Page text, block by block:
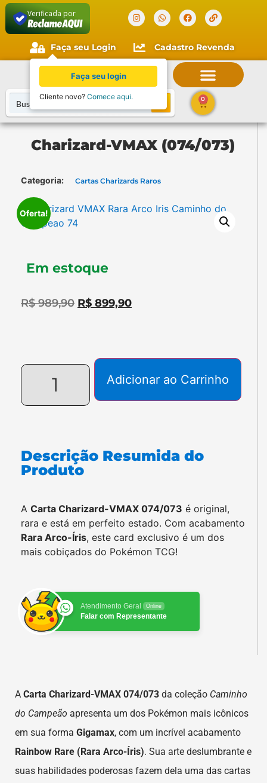
Verificada por
Faça seu Login Cadastro Revenda
0
Charizard-VMAX (074/073)
Categoria: Cartas Charizards Raros
Oferta!
Em estoque
R$989,90 R$ 899,90
Adicionar ao Carrinho
Descrição Resumida do
Produto
A Carta Charizard-VMAX 074/073 é original,
rara e está em perfeito estado. Com acabamento
Rara Arco-Íris, este card exclusivo é um dos
mais cobiçados do Pokémon TCG!
Atendimento Geral Online
Falar com Representante
A Carta Charizard-VMAX 074/073 da coleção Caminho
do Campeão apresenta um dos Pokémon mais icônicos
em sua forma Gigamax, com um incrível acabamento
Rainbow Rare (Rara Arco-Íris). Sua arte deslumbrante e
suas habilidades poderosas fazem dela uma das cartas